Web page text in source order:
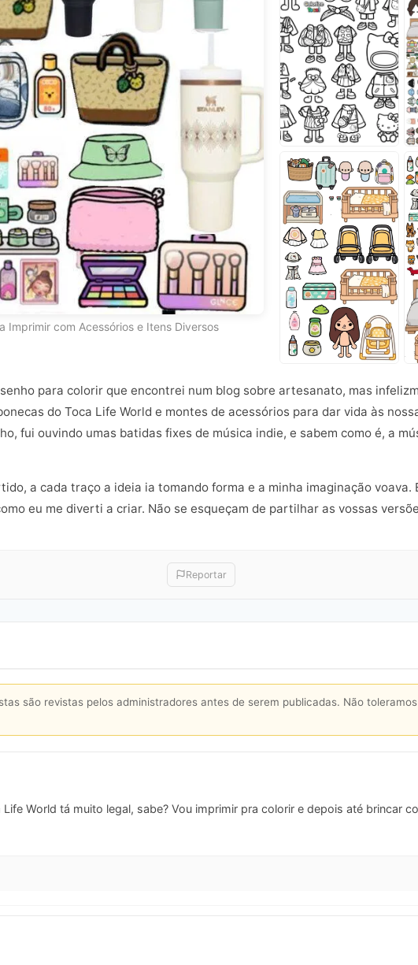
Imprimir com Acessórios e Itens Diversos
para colorir que encontrei num blog sobre artesanato, mas
do Toca Life World e montes de acessórios para dar vida às
fui ouvindo umas batidas fixes de música indie, e sabem como é, a
a cada traço a ideia ia tomando forma e a minha imaginação voava.
eu me diverti a criar. Não se esqueçam de partilhar as vossas
Reportar
são revistas pelos administradores antes de serem publicadas. Não
World tá muito legal, sabe? Vou imprimir pra colorir e depois até brincar